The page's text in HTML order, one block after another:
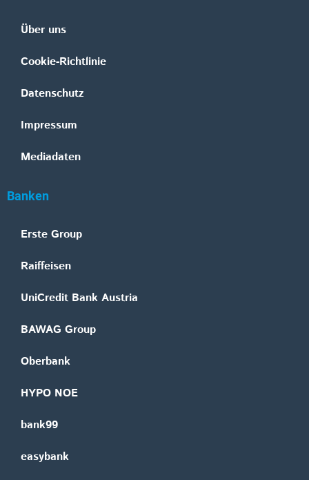
Über uns
Cookie-Richtlinie
Datenschutz
Impressum
Mediadaten
Banken
Erste Group
Raiffeisen
UniCredit Bank Austria
BAWAG Group
Oberbank
HYPO NOE
bank99
easybank